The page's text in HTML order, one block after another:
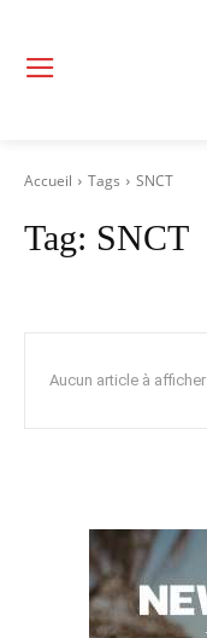
Accueil Tags SNCT
Tag: SNCT
Aucun article à afficher